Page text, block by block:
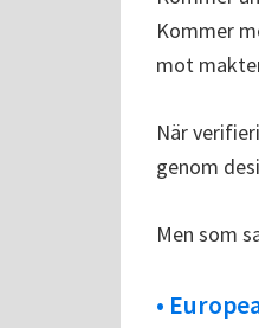
Kommer
mot
När
genom
Men som
•